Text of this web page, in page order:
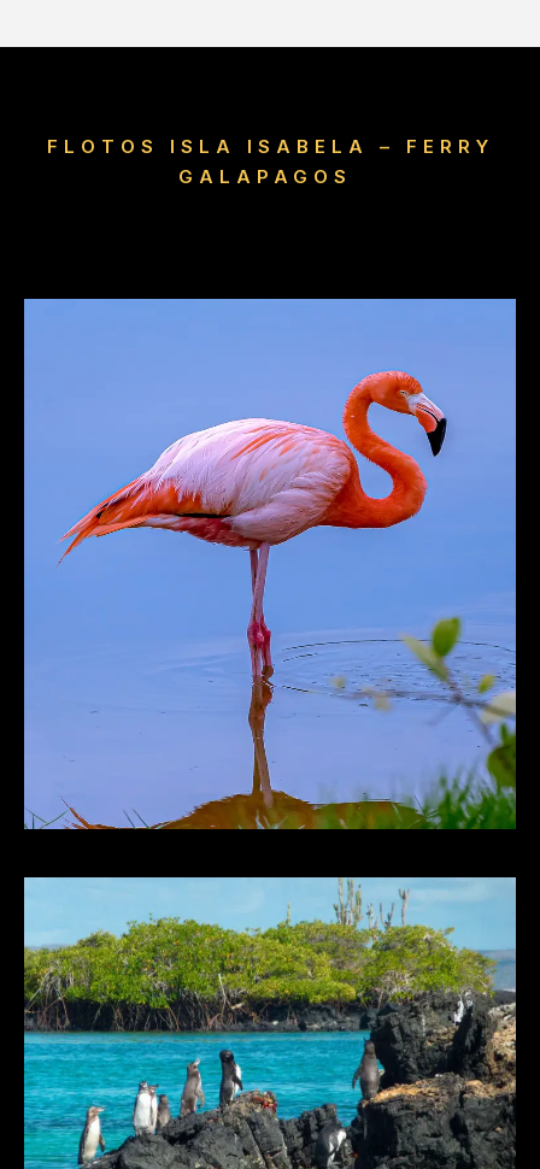
FLOTOS ISLA ISABELA – FERRY
GALAPAGOS